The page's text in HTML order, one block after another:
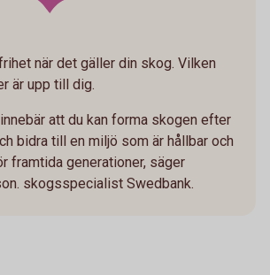
när det gäller din skog. Vilken
är upp till dig.
att du kan forma skogen efter
bidra till en miljö som är hållbar och
framtida generationer, säger
skogsspecialist Swedbank.